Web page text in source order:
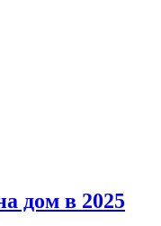
дом в 2025